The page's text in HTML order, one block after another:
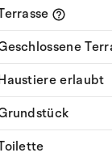
erlaubt